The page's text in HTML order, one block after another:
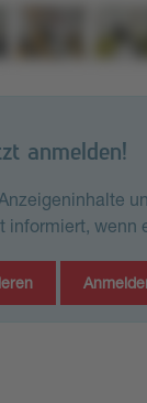
anmelden!
wenn